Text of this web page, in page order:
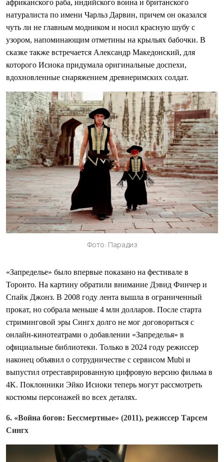
африканского раба, индийского воина и британского
натуралиста по имени Чарльз Дарвин, причем он оказался
чуть ли не главным модником и носил красную шубу с
узором, напоминающим отметины на крыльях бабочки. В
сказке также встречается Александр Македонский, для
которого Исиока придумала оригинальные доспехи,
вдохновленные снаряжением древнеримских солдат.
Фото: Парадиз
«Запределье» было впервые показано на фестивале в
Торонто. На картину обратили внимание Дэвид Финчер и
Спайк Джонз. В 2008 году лента вышла в ограниченный
прокат, но собрала меньше 4 млн долларов. После старта
стриминговой эры Сингх долго не мог договориться с
онлайн-кинотеатрами о добавлении «Запределья» в
официальные библиотеки. Только в 2024 году режиссер
наконец объявил о сотрудничестве с сервисом Mubi и
выпустил отреставрированную цифровую версию фильма в
4K. Поклонники Эйко Исиоки теперь могут рассмотреть
костюмы персонажей во всех деталях.
6. «Война богов: Бессмертные» (2011), режиссер Тарсем
Сингх